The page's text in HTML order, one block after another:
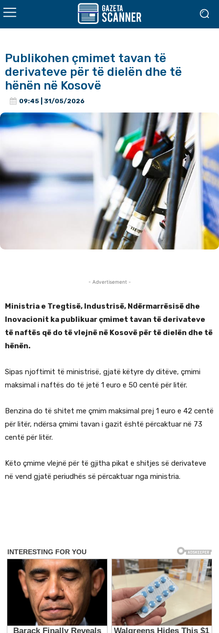
Publikohen çmimet tavan të
derivateve për të dielën dhe të
hënën në Kosovë
09:45 | 31/05/2026
- Advertisement -
Ministria e Tregtisë, Industrisë, Ndërmarrësisë dhe
Inovacionit ka publikuar çmimet tavan të derivateve
të naftës që do të vlejnë në Kosovë për të dielën dhe të
hënën.
Sipas njoftimit të ministrisë, gjatë këtyre dy ditëve, çmimi
maksimal i naftës do të jetë 1 euro e 50 centë për litër.
Benzina do të shitet me çmim maksimal prej 1 euro e 42 centë
për litër, ndërsa çmimi tavan i gazit është përcaktuar në 73
centë për litër.
Këto çmime vlejnë për të gjitha pikat e shitjes së derivateve
në vend gjatë periudhës së përcaktuar nga ministria.